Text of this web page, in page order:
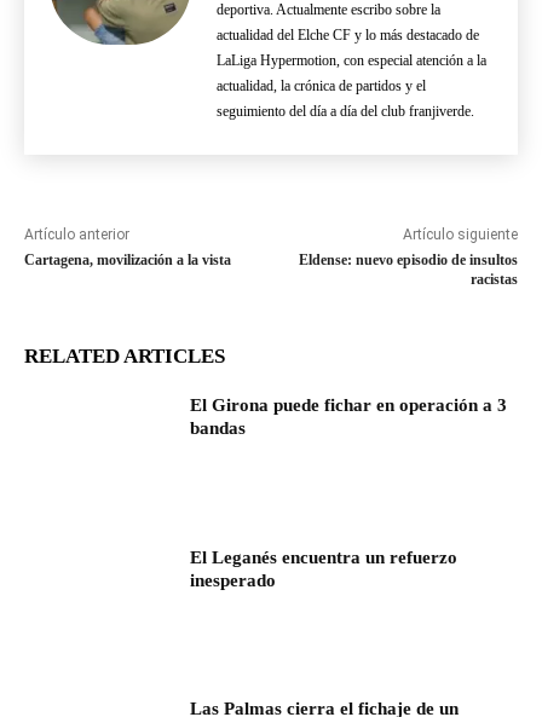
deportiva. Actualmente escribo sobre la
actualidad del Elche CF y lo más destacado de
LaLiga Hypermotion, con especial atención a la
actualidad, la crónica de partidos y el
seguimiento del día a día del club franjiverde.
Artículo anterior
Cartagena, movilización a la vista
Artículo siguiente
Eldense: nuevo episodio de insultos
racistas
RELATED ARTICLES
El Girona puede fichar en operación a 3
bandas
El Leganés encuentra un refuerzo
inesperado
Las Palmas cierra el fichaje de un